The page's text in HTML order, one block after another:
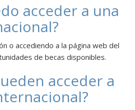
acceder a una
o accediendo a la página web del
de becas disponibles.
acceder a